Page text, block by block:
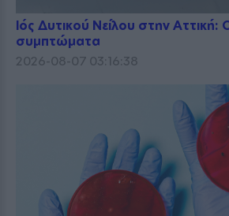
Ιός Δυτικού Νείλου στην Αττική:
συμπτώματα
2026-08-07 03:16:38